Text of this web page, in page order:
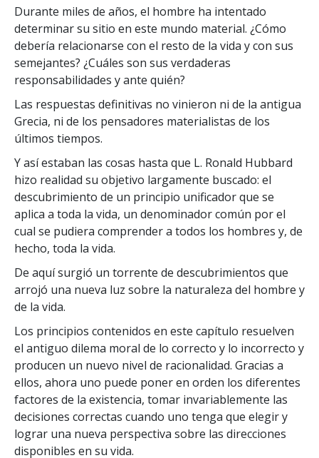
Durante miles de años, el hombre ha intentado
determinar su sitio en este mundo material. ¿Cómo
debería relacionarse con el resto de la vida y con sus
semejantes? ¿Cuáles son sus verdaderas
responsabilidades y ante quién?
Las respuestas definitivas no vinieron ni de la antigua
Grecia, ni de los pensadores materialistas de los
últimos tiempos.
Y así estaban las cosas hasta que L. Ronald Hubbard
hizo realidad su objetivo largamente buscado: el
descubrimiento de un principio unificador que se
aplica a toda la vida, un denominador común por el
cual se pudiera comprender a todos los hombres y, de
hecho, toda la vida.
De aquí surgió un torrente de descubrimientos que
arrojó una nueva luz sobre la naturaleza del hombre y
de la vida.
Los principios contenidos en este capítulo resuelven
el antiguo dilema moral de lo correcto y lo incorrecto y
producen un nuevo nivel de racionalidad. Gracias a
ellos, ahora uno puede poner en orden los diferentes
factores de la existencia, tomar invariablemente las
decisiones correctas cuando uno tenga que elegir y
lograr una nueva perspectiva sobre las direcciones
disponibles en su vida.